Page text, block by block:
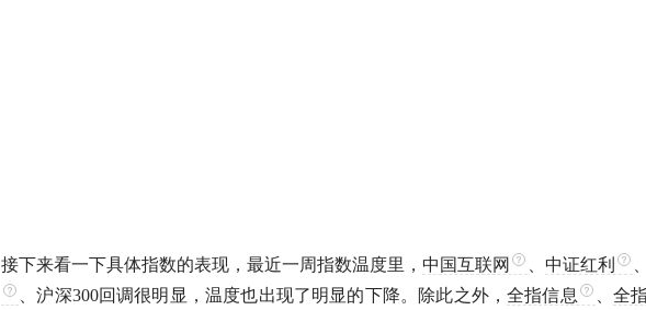
接下来看一下具体指数的表现，最近一周指数温度里， 中国互联网 中证红利
、沪深300回调很明显，温度也出现了明显的下降。除此之外，全指信息 、全